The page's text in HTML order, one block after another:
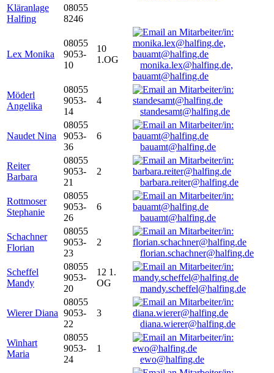
Kläranlage
Halfing
08055
8246
Lex Monika
08055
9053-
10
10
1.OG
monika.lex@halfing.de,
bauamt@halfing.de
Möderl
Angelika
08055
9053-
14
4
standesamt@halfing.de
Naudet Nina
08055
9053-
36
6
bauamt@halfing.de
Reiter
Barbara
08055
9053-
21
2
barbara.reiter@halfing.de
Rottmoser
Stephanie
08055
9053-
26
6
bauamt@halfing.de
Schachner
Florian
08055
9053-
23
2
florian.schachner@halfing.de
Scheffel
Mandy
08055
9053-
20
12 1.
OG
mandy.scheffel@halfing.de
Wierer Diana
08055
9053-
22
3
diana.wierer@halfing.de
Winhart
Maria
08055
9053-
24
1
ewo@halfing.de